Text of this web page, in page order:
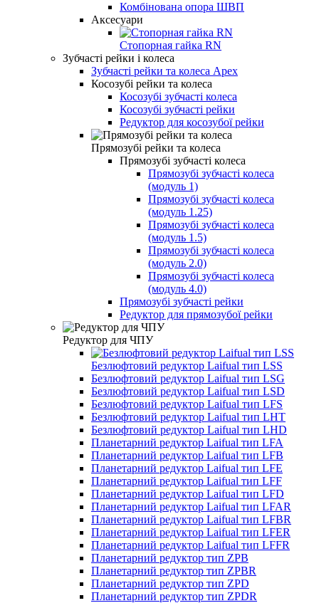
Комбінована опора ШВП
Аксесуари
Стопорная гайка RN
Зубчасті рейки і колеса
Зубчасті рейки та колеса Apex
Косозубі рейки та колеса
Косозубі зубчасті колеса
Косозубі зубчасті рейки
Редуктор для косозубої рейки
Прямозубі рейки та колеса
Прямозубі зубчасті колеса
Прямозубі зубчасті колеса
(модуль 1)
Прямозубі зубчасті колеса
(модуль 1.25)
Прямозубі зубчасті колеса
(модуль 1.5)
Прямозубі зубчасті колеса
(модуль 2.0)
Прямозубі зубчасті колеса
(модуль 4.0)
Прямозубі зубчасті рейки
Редуктор для прямозубої рейки
Редуктор для ЧПУ
Безлюфтовий редуктор Laifual тип LSS
Безлюфтовий редуктор Laifual тип LSG
Безлюфтовий редуктор Laifual тип LSD
Безлюфтовий редуктор Laifual тип LFS
Безлюфтовий редуктор Laifual тип LHT
Безлюфтовий редуктор Laifual тип LHD
Планетарний редуктор Laifual тип LFA
Планетарний редуктор Laifual тип LFB
Планетарний редуктор Laifual тип LFE
Планетарний редуктор Laifual тип LFF
Планетарний редуктор Laifual тип LFD
Планетарний редуктор Laifual тип LFAR
Планетарний редуктор Laifual тип LFBR
Планетарний редуктор Laifual тип LFER
Планетарний редуктор Laifual тип LFFR
Планетарний редуктор тип ZPB
Планетарний редуктор тип ZPBR
Планетарний редуктор тип ZPD
Планетарний редуктор тип ZPDR